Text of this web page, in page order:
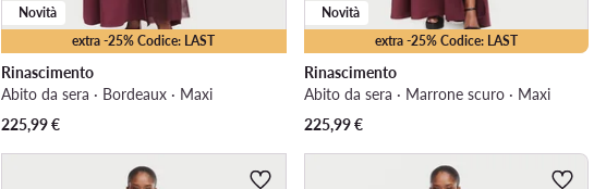
extra -25% Codice: LAST
Novità
Rinascimento
Abito da sera · Bordeaux · Maxi
225,99€
extra -25% Codice: LAST
Novità
Rinascimento
Abito da sera · Marrone scuro · Maxi
225,99€